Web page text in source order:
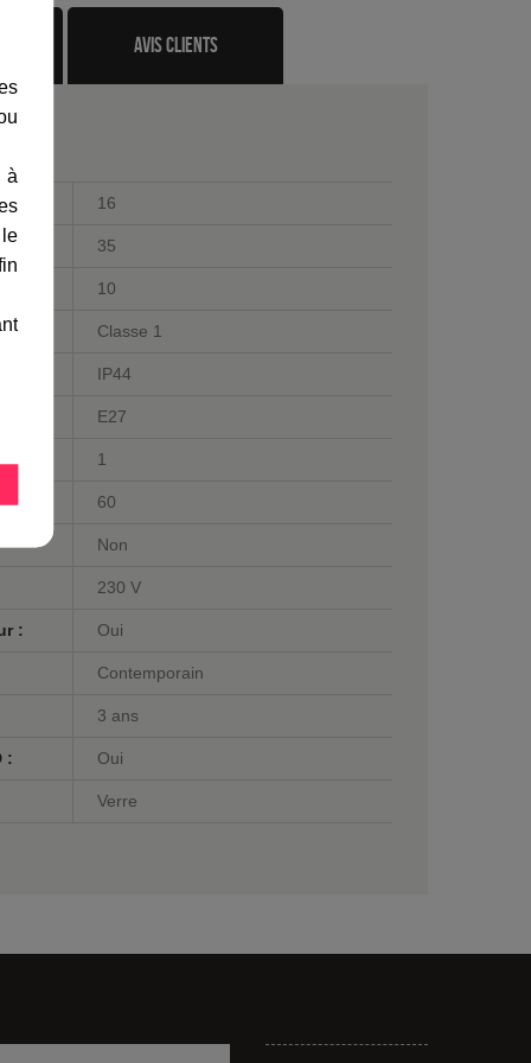
avis clients
16
35
10
Classe 1
IP44
E27
1
60
Non
230 V
: Oui
Contemporain
3 ans
: Oui
Verre
à